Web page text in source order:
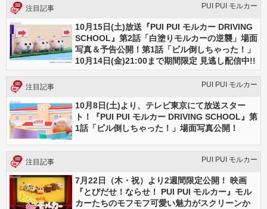
注目記事 PUI PUI モルカー
10月15日(土)放送『PUI PUI モルカー DRIVING
SCHOOL』第2話「白塗りモルカーの逆襲」場面
写真＆予告公開！第1話「ビル倒しちゃった！」
10月14日(金)21:00まで期間限定 見逃し配信中!!
注目記事 PUI PUI モルカー
10月8日(土)より、テレビ東京にて放送スター
ト！『PUI PUI モルカー DRIVING SCHOOL』第
1話「ビル倒しちゃった！」場面写真公開！
注目記事 PUI PUI モルカー
7月22日（木・祝）より2週間限定公開！ 映画
『とびだせ！ならせ！ PUI PUI モルカー』モル
カーたちのモフモフ可愛い魅力がスクリーンか